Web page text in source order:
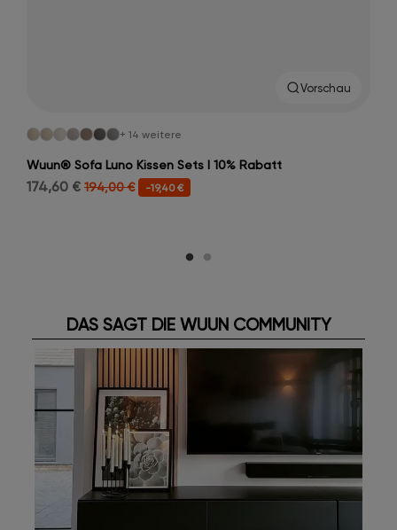
Vorschau
+ 14 weitere
Wuun® Sofa Luno Kissen Sets I 10% Rabatt
174,60 € 194,00 € -19,40 €
DAS SAGT DIE WUUN COMMUNITY